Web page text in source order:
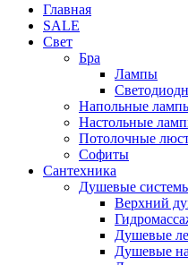
Главная
SALE
Свет
Бра
Лампы
Напольные
Настольные
Потолочные
Софиты
Сантехника
Душевые
Верхний
Душевые
Душевые